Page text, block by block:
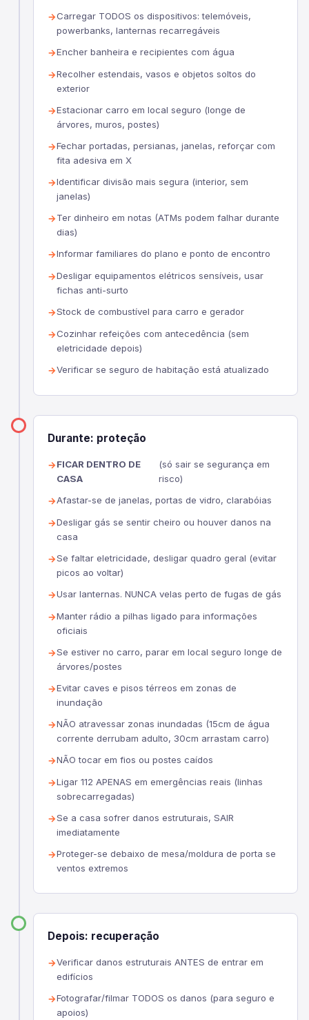
Carregar TODOS os dispositivos: telemóveis,
powerbanks, lanternas recarregáveis
Encher banheira e recipientes com água
Recolher estendais, vasos e objetos soltos do
exterior
Estacionar carro em local seguro (longe de
árvores, muros, postes)
Fechar portadas, persianas, janelas, reforçar com
fita adesiva em X
Identificar divisão mais segura (interior, sem
janelas)
Ter dinheiro em notas (ATMs podem falhar durante
dias)
Informar familiares do plano e ponto de encontro
Desligar equipamentos elétricos sensíveis, usar
fichas anti-surto
Stock de combustível para carro e gerador
Cozinhar refeições com antecedência (sem
eletricidade depois)
Verificar se seguro de habitação está atualizado
Durante: proteção
FICAR DENTRO DE
CASA
(só sair se segurança em
risco)
Afastar-se de janelas, portas de vidro, clarabóias
Desligar gás se sentir cheiro ou houver danos na
casa
Se faltar eletricidade, desligar quadro geral (evitar
picos ao voltar)
Usar lanternas. NUNCA velas perto de fugas de gás
Manter rádio a pilhas ligado para informações
oficiais
Se estiver no carro, parar em local seguro longe de
árvores/postes
Evitar caves e pisos térreos em zonas de
inundação
NÃO atravessar zonas inundadas (15cm de água
corrente derrubam adulto, 30cm arrastam carro)
NÃO tocar em fios ou postes caídos
Ligar 112 APENAS em emergências reais (linhas
sobrecarregadas)
Se a casa sofrer danos estruturais, SAIR
imediatamente
Proteger-se debaixo de mesa/moldura de porta se
ventos extremos
Depois: recuperação
Verificar danos estruturais ANTES de entrar em
edifícios
Fotografar/filmar TODOS os danos (para seguro e
apoios)